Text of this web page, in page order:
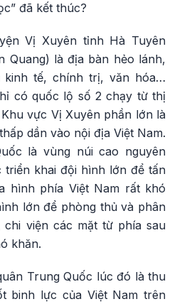
đã kết thúc?
Vị Xuyên tỉnh Hà Tuyên
Quang) là địa bàn hẻo lánh,
tế, chính trị, văn hóa…
có quốc lộ số 2 chạy từ thị
vực Vị Xuyên phần lớn là
dần vào nội địa Việt Nam.
là vùng núi cao nguyên
triển khai đội hình lớn để tấn
hình phía Việt Nam rất khó
lớn để phòng thủ và phân
viện các mặt từ phía sau
khăn.
Trung Quốc lúc đó là thu
binh lực của Việt Nam trên